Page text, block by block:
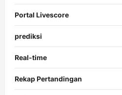
Portal Livescore
prediksi
Real-time
Rekap Pertandingan